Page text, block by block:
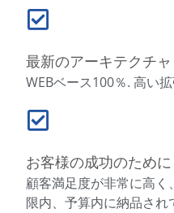
最新のアーキテクチ
WEBベース100％. 高い
お客様の成功のために
顧客満足度が非常に高
限内、予算内に納品され